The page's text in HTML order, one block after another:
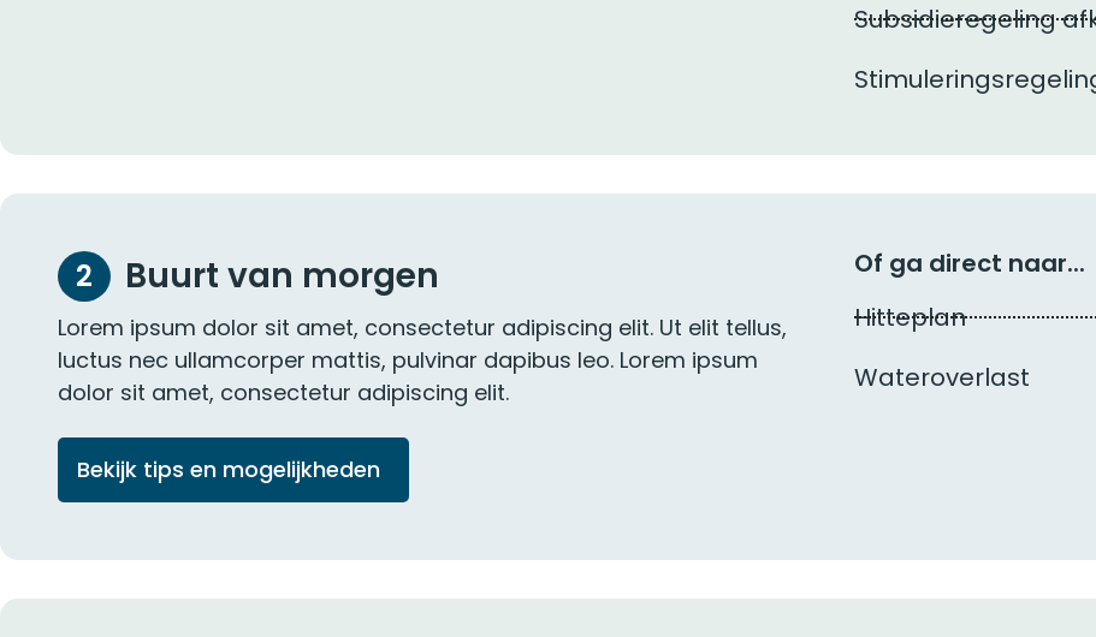
Subsidieregeling
2 Buurt van morgen
Lorem ipsum dolor sit amet, consectetur adipiscing elit. Ut elit tellus,
luctus nec ullamcorper mattis, pulvinar dapibus leo. Lorem ipsum
dolor sit amet, consectetur adipiscing elit.
Bekijk tips en mogelijkheden
Of ga direct naar...
Hitteplan
Wateroverlast